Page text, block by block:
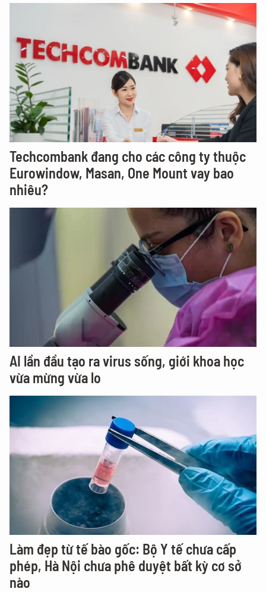
Techcombank đang cho các công ty thuộc
Eurowindow, Masan, One Mount vay bao
nhiêu?
AI lần đầu tạo ra virus sống, giới khoa học
vừa mừng vừa lo
Làm đẹp từ tế bào gốc: Bộ Y tế chưa cấp
phép, Hà Nội chưa phê duyệt bất kỳ cơ sở
nào